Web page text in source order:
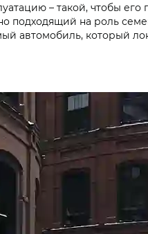
– такой, чтобы его
подходящий на роль
автомобиль, который